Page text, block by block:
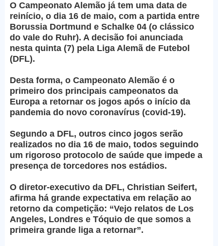
O Campeonato Alemão já tem uma data de
reinício, o dia 16 de maio, com a partida entre
Borussia Dortmund e Schalke 04 (o clássico
do vale do Ruhr). A decisão foi anunciada
nesta quinta (7) pela Liga Alemã de Futebol
(DFL).
Desta forma, o Campeonato Alemão é o
primeiro dos principais campeonatos da
Europa a retornar os jogos após o início da
pandemia do novo coronavírus (covid-19).
Segundo a DFL, outros cinco jogos serão
realizados no dia 16 de maio, todos seguindo
um rigoroso protocolo de saúde que impede a
presença de torcedores nos estádios.
O diretor-executivo da DFL, Christian Seifert,
afirma há grande expectativa em relação ao
retorno da competição: “Vejo relatos de Los
Angeles, Londres e Tóquio de que somos a
primeira grande liga a retornar”.